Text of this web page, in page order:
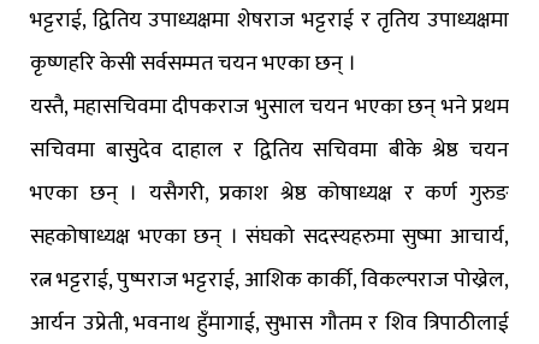
भट्टराई, द्वितिय उपाध्यक्षमा शेषराज भट्टराई र तृतिय उपाध्यक्षमा
कृष्णहरि केसी सर्वसम्मत चयन भएका छन् ।
यस्तै, महासचिवमा दीपकराज भुसाल चयन भएका छन् भने प्रथम
सचिवमा बासुुदेव दाहाल र द्वितिय सचिवमा बीके श्रेष्ठ चयन
भएका छन् । यसैगरी, प्रकाश श्रेष्ठ कोषाध्यक्ष र कर्ण गुरुङ
सहकोषाध्यक्ष भएका छन् । संघको सदस्यहरुमा सुष्मा आचार्य,
रत्न भट्टराई, पुष्पराज भट्टराई, आशिक कार्की, विकल्पराज पोख्रेल,
आर्यन उप्रेती, भवनाथ हुँमागाई, सुभास गौतम र शिव त्रिपाठीलाई